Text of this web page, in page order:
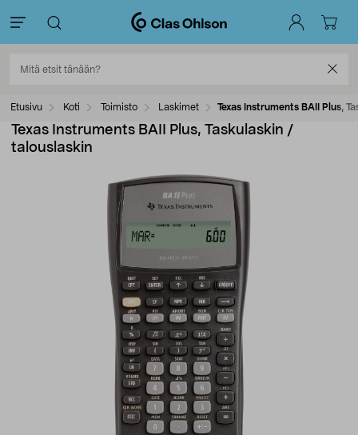
Etusivu Koti Toimisto Laskimet Texas Instruments BAII Plus,
Texas Instruments BAII Plus, Taskulaskin /
talouslaskin